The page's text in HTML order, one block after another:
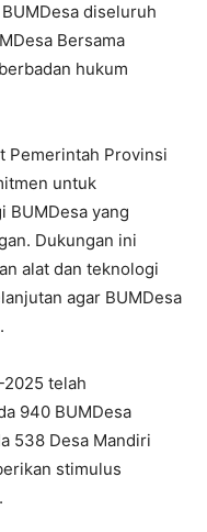
diseluruh
Bersama
hukum
Pemerintah Provinsi
untuk
BUMDesa yang
Dukungan ini
alat dan teknologi
agar BUMDesa
telah
940 BUMDesa
538 Desa Mandiri
stimulus